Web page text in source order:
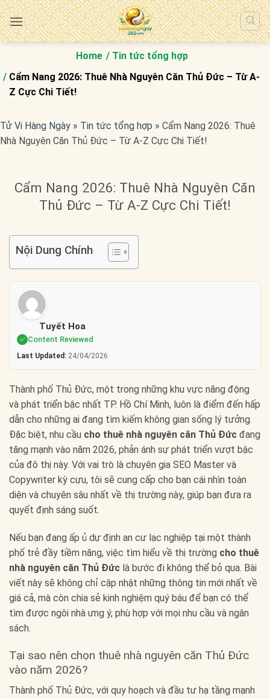
Bỏ
qua
nội
Home
Tin tức tổng hợp
Cẩm Nang 2026: Thuê Nhà Nguyên Căn Thủ Đức – Từ A-
Z Cực Chi Tiết!
Tử Vi Hàng Ngày » Tin tức tổng hợp » Cẩm Nang 2026: Thuê
Nhà Nguyên Căn Thủ Đức – Từ A-Z Cực Chi Tiết!
Cẩm Nang 2026: Thuê Nhà Nguyên Căn
Thủ Đức – Từ A-Z Cực Chi Tiết!
Nội Dung Chính
Tuyết Hoa
Content Reviewed
Last Updated: 24/04/2026
Thành phố Thủ Đức, một trong những khu vực năng động
và phát triển bậc nhất TP. Hồ Chí Minh, luôn là điểm đến hấp
dẫn cho những ai đang tìm kiếm không gian sống lý tưởng.
Đặc biệt, nhu cầu cho thuê nhà nguyên căn Thủ Đức đang
tăng mạnh vào năm 2026, phản ánh sự phát triển vượt bậc
của đô thị này. Với vai trò là chuyên gia SEO Master và
Copywriter kỳ cựu, tôi sẽ cung cấp cho bạn cái nhìn toàn
diện và chuyên sâu nhất về thị trường này, giúp bạn đưa ra
quyết định sáng suốt.
Nếu bạn đang ấp ủ dự định an cư lạc nghiệp tại một thành
phố trẻ đầy tiềm năng, việc tìm hiểu về thị trường cho thuê
nhà nguyên căn Thủ Đức là bước đi không thể bỏ qua. Bài
viết này sẽ không chỉ cập nhật những thông tin mới nhất về
giá cả, mà còn chia sẻ kinh nghiệm quý báu để bạn có thể
tìm được ngôi nhà ưng ý, phù hợp với mọi nhu cầu và ngân
sách.
Tại sao nên chọn thuê nhà nguyên căn Thủ Đức
vào năm 2026?
Thành phố Thủ Đức, với quy hoạch và đầu tư hạ tầng mạnh